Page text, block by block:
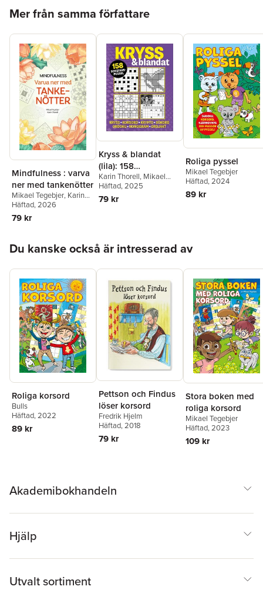
Mer från samma författare
Mindfulness : varva
ner med tankenötter
Mikael Tegebjer, Karin
Thorell
Häftad, 2026
79 kr
Kryss & blandat
(lila): 158
bokstavspussel med
kryss, korsord,
krypto
Karin Thorell, Mikael
Tegebjer
Häftad, 2025
79 kr
Roliga pyssel
Mikael Tegebjer
Häftad, 2024
89 kr
Du kanske också är intresserad av
Roliga korsord
Bulls
Häftad, 2022
89 kr
Pettson och Findus
löser korsord
Fredrik Hjelm
Häftad, 2018
79 kr
Stora boken med
roliga korsord
Mikael Tegebjer
Häftad, 2023
109 kr
Akademibokhandeln
Hjälp
Utvalt sortiment